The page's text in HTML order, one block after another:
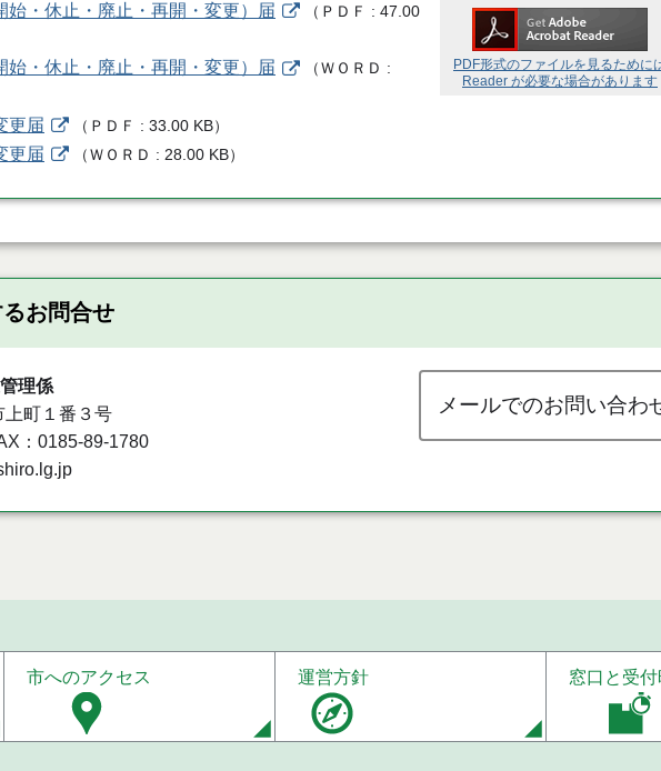
PDF形式のファイルを見るために
Reader が必要な場合があります
始・休止・廃止・再開・変更）届 （ ＰＤＦ
47.00
始・休止・廃止・再開・変更）届 （ＷＯＲＤ
更届 （ ＰＤＦ 33.00 KB）
更届 （ＷＯＲＤ 28.00 KB）
お問合せ
理係
上町１番３号
：0185-89-1780
メールでのお問い合わ
市へのアクセス 運営方針 窓口と受